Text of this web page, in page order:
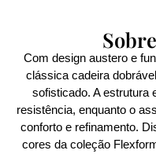
Com design austero e
clássica cadeira
sofisticado. A estrutura
resistência, enquanto o
conforto e refinamento.
cores da coleção